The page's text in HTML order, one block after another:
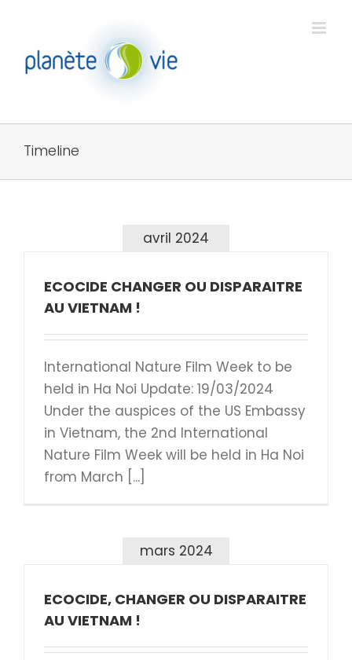
contenu
Timeline
avril 2024
ECOCIDE CHANGER OU DISPARAITRE
AU VIETNAM !
International Nature Film Week to be
held in Ha Noi Update: 19/03/2024
Under the auspices of the US Embassy
in Vietnam, the 2nd International
Nature Film Week will be held in Ha Noi
from March [...]
mars 2024
ECOCIDE, CHANGER OU DISPARAITRE
AU VIETNAM !